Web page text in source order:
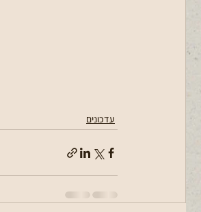
עדכונים